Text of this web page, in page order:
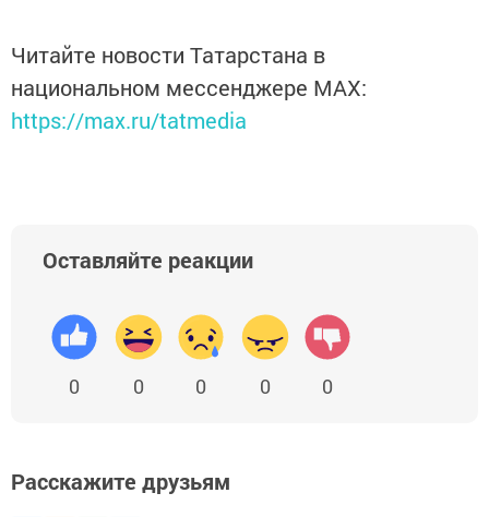
Читайте новости Татарстана в
национальном мессенджере MАХ:
https://max.ru/tatmedia
Оставляйте реакции
0 0 0 0 0
Расскажите друзьям